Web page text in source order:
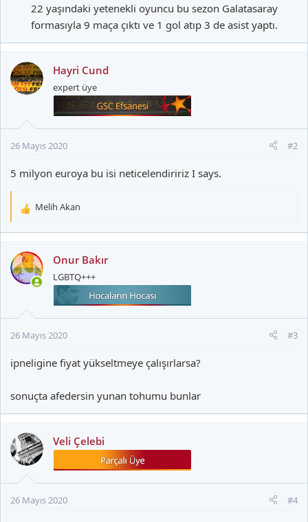
22 yaşındaki yetenekli oyuncu bu sezon Galatasaray
formasıyla 9 maça çıktı ve 1 gol atıp 3 de asist yaptı.​
Hayri Cund
expert üye
26 Mayıs 2020 #2
5 milyon euroya bu isi neticelendiririz I says.
T
k
i
l
Melih Akan
Onur Bakır
LGBTQ+++
26 Mayıs 2020 #3
ipneligine fiyat yükseltmeye çalışırlarsa?
sonuçta afedersin yunan tohumu bunlar
Veli Çelebi
26 Mayıs 2020 #4